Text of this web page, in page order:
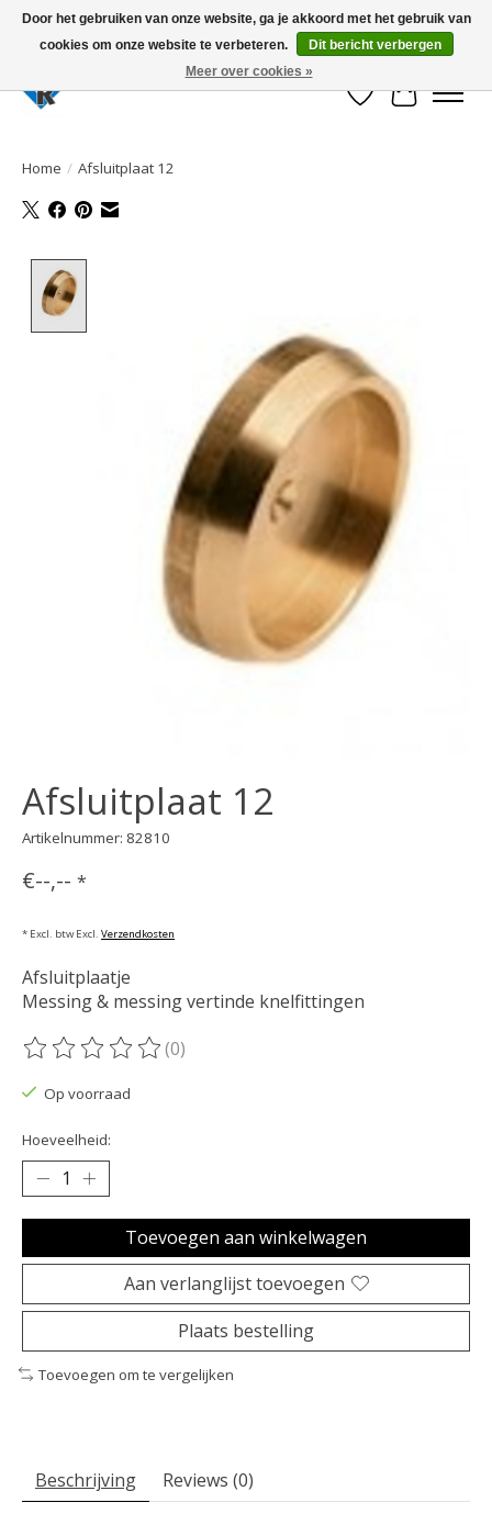
Large selection of products and fast shipping!
Verlanglijst
Home / Afsluitplaat 12
Afsluitplaat 12
Artikelnummer: 82810
€--,-- *
* Excl. btw Excl. Verzendkosten
Afsluitplaatje
Messing & messing vertinde knelfittingen
De beoordeling van dit product is
(0)
Op voorraad
Hoeveelheid:
Toevoegen aan winkelwagen
Aan verlanglijst toevoegen
Plaats bestelling
Toevoegen om te vergelijken
Beschrijving Reviews (0)
Door het gebruiken van onze website, ga je akkoord met het gebruik van
cookies om onze website te verbeteren.
Dit bericht verbergen
Meer over cookies »